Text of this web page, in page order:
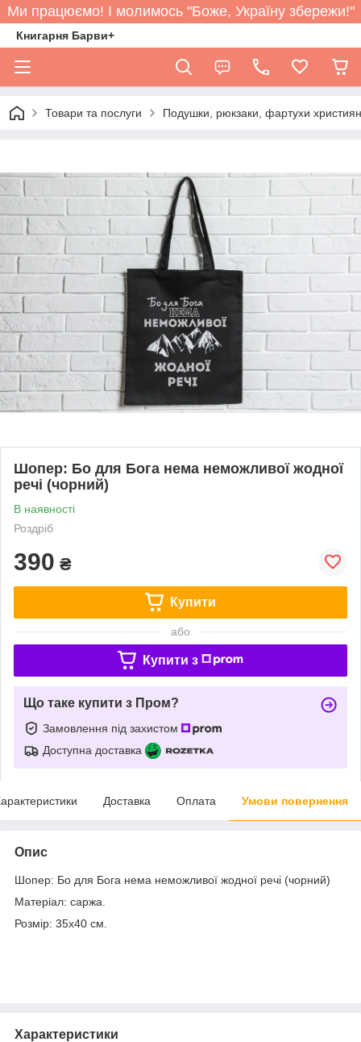
Ми працюємо! І молимось "Боже, Україну збережи!"
Книгарня Барви+
Товари та послуги Подушки, рюкзаки, фартухи
Шопер: Бо для Бога нема неможливої жодної
речі (чорний)
В наявності
Роздріб
390 ₴
Купити
або
Купити з
Що таке купити з Пром?
Замовлення під захистом
Доступна доставка
Доставка Оплата Умови повернення
Опис
Шопер: Бо для Бога нема неможливої жодної речі (чорний)
Матеріал: саржа.
Розмір: 35х40 см.
Характеристики